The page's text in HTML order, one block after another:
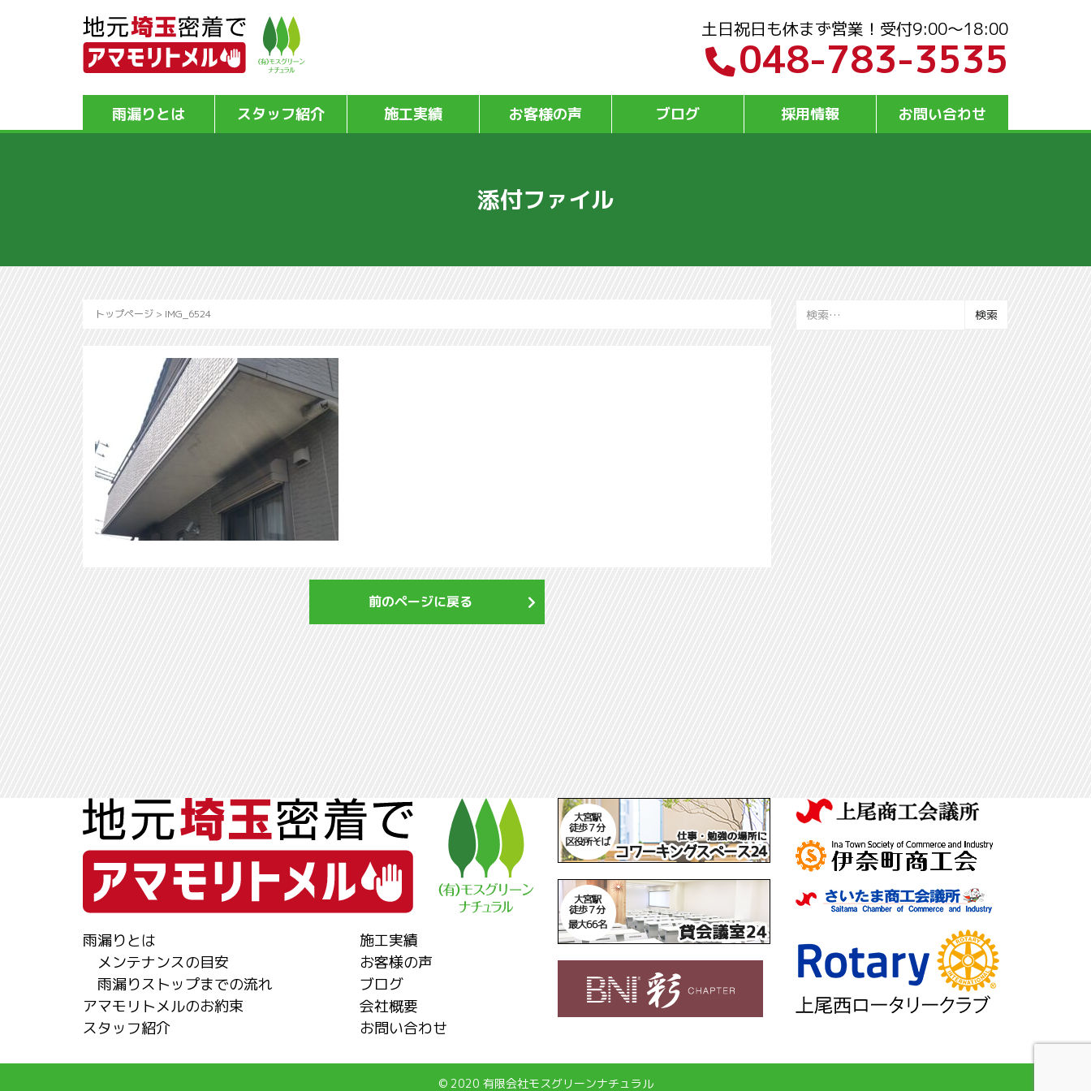
土日祝日も休まず営業！受付9:00～18:00
048-783-3535
雨漏りとは スタッフ紹介 施工実績 お客様の声 ブログ 採用情報 お問い合わせ
添付ファイル
トップページ > IMG_6524
前のページに戻る
検
雨漏りとは
メンテナンスの目安
雨漏りストップまでの流れ
アマモリトメルのお約束
スタッフ紹介
施工実績
お客様の声
ブログ
会社概要
お問い合わせ
© 2020 有限会社モスグリーンナチュラル